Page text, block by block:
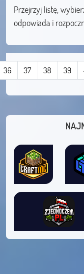
Przejrzyj listę,
odpowiada i
36 37 38 39